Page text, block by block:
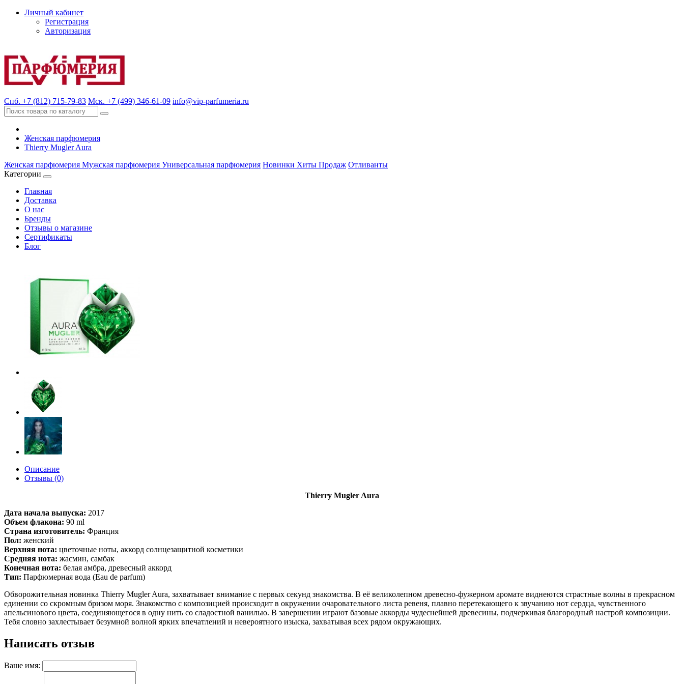
Личный кабинет
Регистрация
Авторизация
Спб. +7 (812) 715-79-83 Мск. +7 (499) 346-61-09 info@vip-parfumeria.ru
Женская парфюмерия
Thierry Mugler Aura
Женская парфюмерия Мужская парфюмерия Универсальная парфюмерия Новинки Хиты Продаж Отливанты
Категории
Главная
Доставка
О нас
Бренды
Отзывы о магазине
Сертификаты
Блог
Описание
Отзывы (0)
Thierry Mugler Aura
Дата начала выпуска: 2017
Объем флакона: 90 ml
Страна изготовитель: Франция
Пол: женский
Верхняя нота: цветочные ноты, аккорд солнцезащитной косметики
Средняя нота: жасмин, самбак
Конечная нота: белая амбра, древесный аккорд
Тип: Парфюмерная вода (Eau de parfum)
Обворожительная новинка Thierry Mugler Aura, захватывает внимание с первых секунд знакомства. В её великолепном древесно-фужерном аромате виднеются страстные волны в прекрасном
единении со скромным бризом моря. Знакомство с композицией происходит в окружении очаровательного листа ревеня, плавно перетекающего к звучанию нот сердца, чувственного
апельсинового цвета, соединяющегося в одну нить со сладостной ванилью. В завершении играют базовые аккорды чудеснейшей древесины, подчеркивая благородный настрой композиции.
Тебя словно захлестывает безумной волной ярких впечатлений и невероятного изыска, захватывая всех рядом окружающих.
Написать отзыв
Ваше имя: